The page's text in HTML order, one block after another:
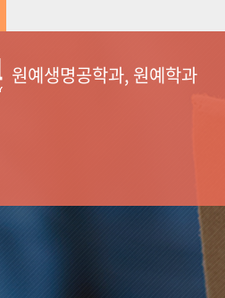
원예생명공학과, 원예학과